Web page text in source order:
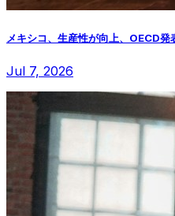
メキシコ、生産性が向上、OECD
Jul 7, 2026